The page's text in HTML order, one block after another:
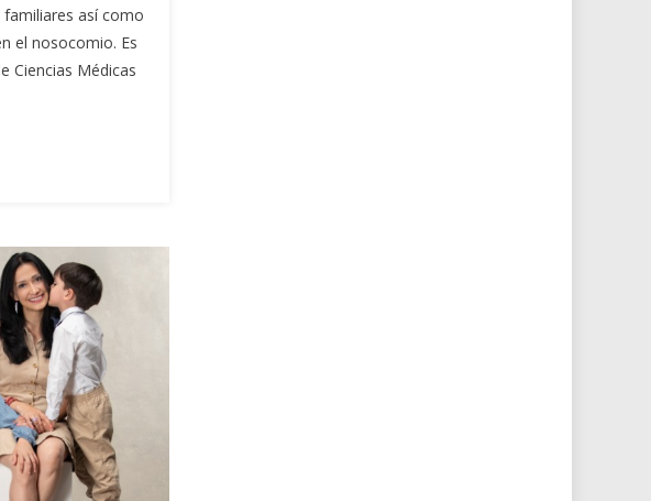
así como
el nosocomio. Es
Ciencias Médicas